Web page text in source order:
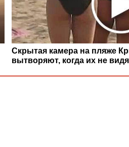
Скрытая камера на пляже
вытворяют, когда их не